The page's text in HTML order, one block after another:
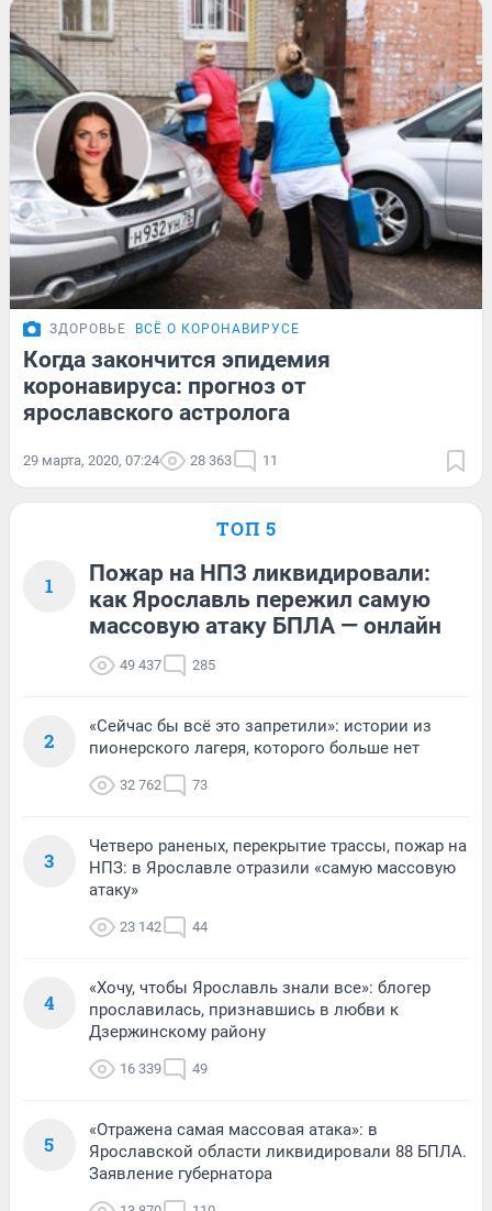
ЗДОРОВЬЕ ВСЁ О КОРОНАВИРУСЕ
Когда закончится эпидемия
коронавируса: прогноз от
ярославского астролога
29 марта, 2020, 07:24 28 363 11
ТОП 5
1
Пожар на НПЗ ликвидировали:
как Ярославль пережил самую
массовую атаку БПЛА — онлайн
49 437 285
2
«Сейчас бы всё это запретили»: истории из
пионерского лагеря, которого больше нет
32 762 73
3
Четверо раненых, перекрытие трассы, пожар на
НПЗ: в Ярославле отразили «самую массовую
атаку»
23 142 44
4
«Хочу, чтобы Ярославль знали все»: блогер
прославилась, признавшись в любви к
Дзержинскому району
16 339 49
5
«Отражена самая массовая атака»: в
Ярославской области ликвидировали 88 БПЛА.
Заявление губернатора